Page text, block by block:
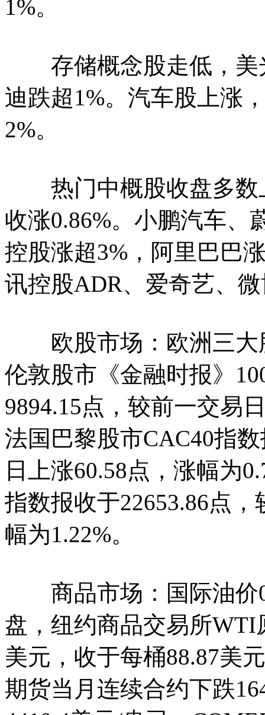
1%。
存储概念股走低，美
迪跌超1%。汽车股上涨
2%。
热门中概股收盘多数
收涨0.86%。小鹏汽车、
控股涨超3%，阿里巴巴
讯控股ADR、爱奇艺、
欧股市场：欧洲三大
伦敦股市《金融时报》
9894.15点，较前一交易
法国巴黎股市CAC40指
日上涨60.58点，涨幅为
指数报收于22653.86点
幅为1.22%。
商品市场：国际油价
盘，纽约商品交易所WTI
美元，收于每桶88.87美
期货当月连续合约下跌